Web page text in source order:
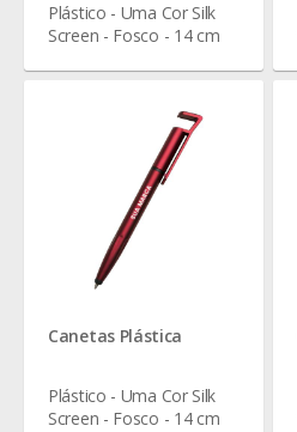
Plástico - Uma Cor Silk
Screen - Fosco - 14 cm
Canetas Plástica
Plástico - Uma Cor Silk
Screen - Fosco - 14 cm